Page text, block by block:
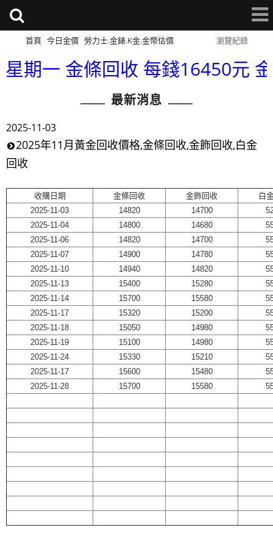
首頁 今日金價 勞力士.金錶.K金.金幣估價 瀏覽紀錄
期一 金條回收 每錢16450元
最新消息
2025-11-03
2025年11月黃金回收價格,金條回收,金飾回收,白金
回收
收購日期 金條回收 金飾回收
白
2025-11-03
14820 14700
2025-11-04
14800 14680
2025-11-06
14820 14700
2025-11-07
14900 14780
2025-11-10
14940 14820
2025-11-13
15400 15280
2025-11-14
15700 15580
2025-11-17
15320 15200
2025-11-18
15050 14980
2025-11-19
15100 14980
2025-11-24
15330 15210
2025-11-17
15600 15480
2025-11-28
15700 15580